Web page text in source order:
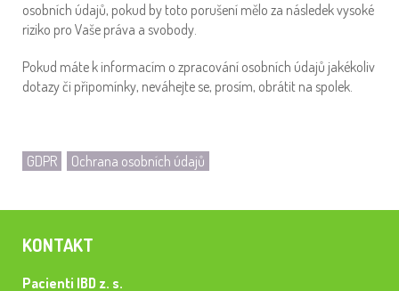
osobních údajů, pokud by toto porušení mělo za následek vysoké
riziko pro Vaše práva a svobody.
Pokud máte k informacím o zpracování osobních údajů jakékoliv
dotazy či připomínky, neváhejte se, prosím, obrátit na spolek.
GDPR Ochrana osobních údajů
KONTAKT
Pacienti IBD z. s.